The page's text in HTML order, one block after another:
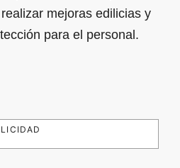
mejoras edilicias y
para el personal.